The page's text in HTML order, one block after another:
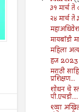
मुहम्मद यूनुस
8/9/
३१ मार्च ते
२४ मार्च ते
मायबॉडी
महिला
हज 2023
मराठी
प्रशिक्षण...
शोधन चे
पी.एचडी....
९व्या